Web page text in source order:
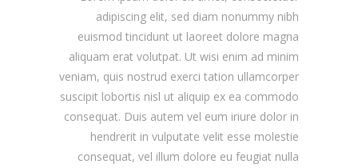
adipiscing elit, sed diam nonummy nibh
euismod tincidunt ut laoreet dolore magna
aliquam erat volutpat. Ut wisi enim ad minim
veniam, quis nostrud exerci tation ullamcorper
suscipit lobortis nisl ut aliquip ex ea commodo
consequat. Duis autem vel eum iriure dolor in
hendrerit in vulputate velit esse molestie
consequat, vel illum dolore eu feugiat nulla